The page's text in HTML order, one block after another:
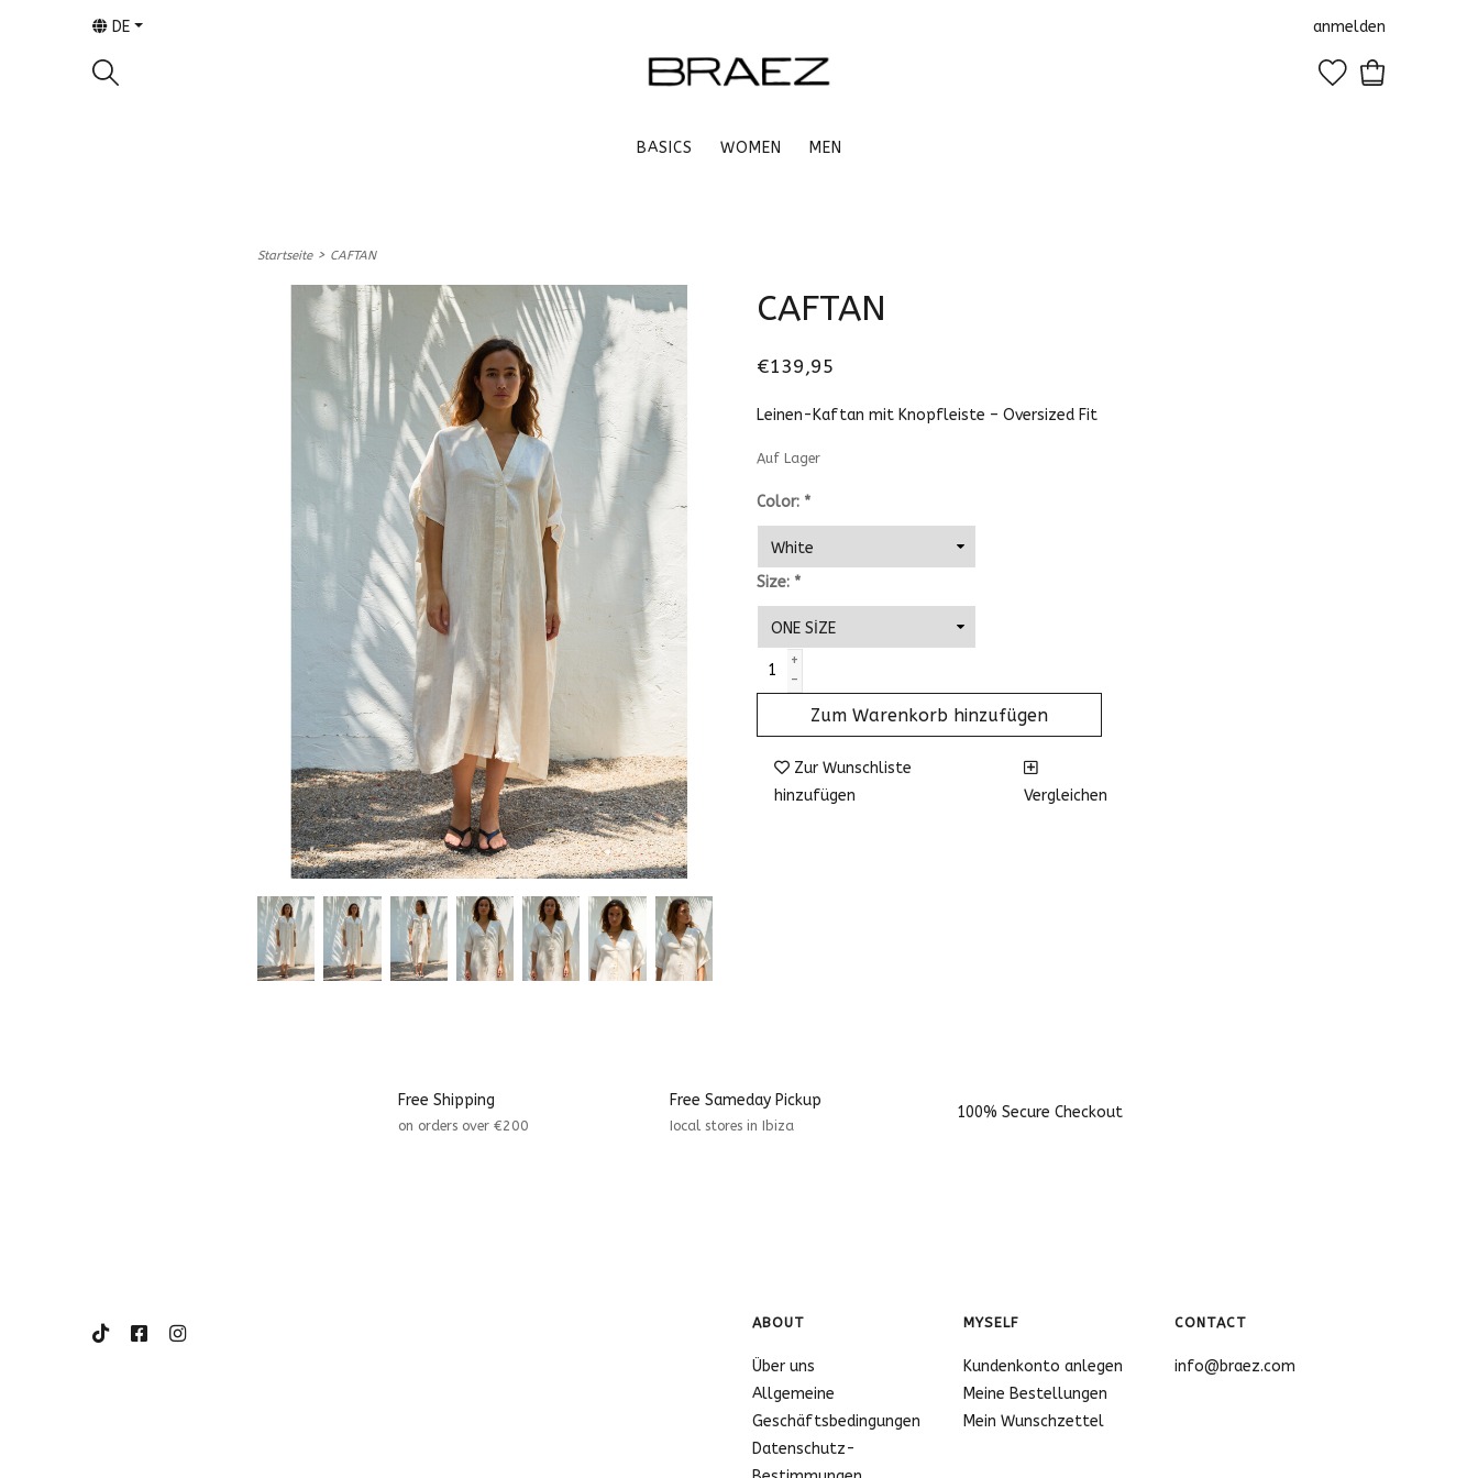
DE anmelden
BASICS WOMEN MEN
Startseite> CAFTAN
CAFTAN
€139,95
Leinen-Kaftan mit Knopfleiste – Oversized Fit
Auf Lager
Color: *
Size: *
+
-
Zum Warenkorb hinzufügen
Zur Wunschliste
hinzufügen
Vergleichen
Free Shipping
on orders over €200
Free Sameday Pickup
Iocal stores in Ibiza
100% Secure Checkout
ABOUT
Über uns
Allgemeine
Geschäftsbedingungen
Datenschutz-
MYSELF
Kundenkonto anlegen
Meine Bestellungen
Mein Wunschzettel
CONTACT
info@braez.com